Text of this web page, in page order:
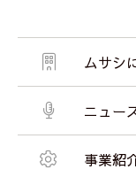
ムサシ
ニュー
事業紹